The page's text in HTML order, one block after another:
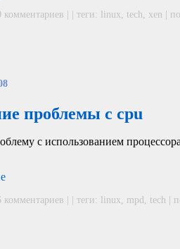
| | теги: linux tech xen |
проблемы с cpu
с использованием
комментариев | | теги: linux mpd tech |